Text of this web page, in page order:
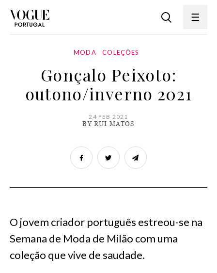
MODA COLEÇÕES
Gonçalo Peixoto:
outono/inverno 2021
24 FEB 2021
BY RUI MATOS
O jovem criador português estreou-se na
Semana de Moda de Milão com uma
coleção que vive de saudade.